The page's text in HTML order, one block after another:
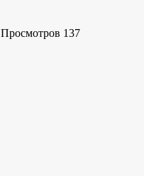
Просмотров 137